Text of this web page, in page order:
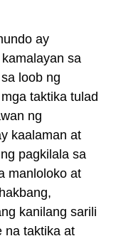
ay
sa
loob ng
taktika tulad
ng
kaalaman at
pagkilala sa
manloloko at
kanilang sarili
na taktika at